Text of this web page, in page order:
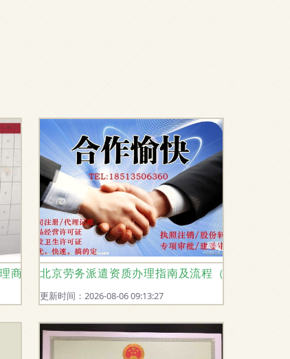
商，两人交费后察觉异常涉劳动人事代理纠纷
北京劳务派遣资质办理指南及流程（含代办服务
更新时间：2026-08-06 09:13:27